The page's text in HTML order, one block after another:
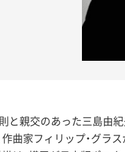
と親交のあった三島由
作曲家フィリップ・グラ